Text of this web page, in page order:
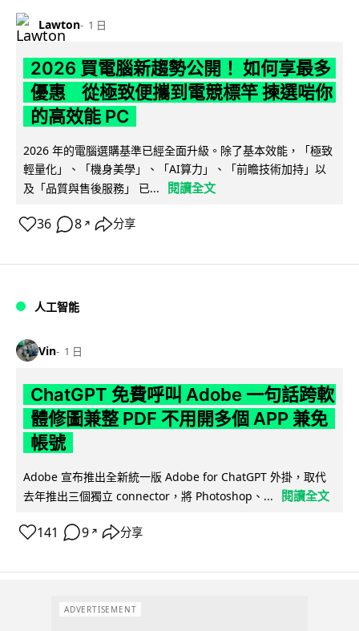
Lawton 1 日
2026 買電腦新趨勢公開！ 如何享最多
優惠 從極致便攜到電競標竿 揀選啱你
的高效能 PC
2026 年的電腦選購基準已經全面升級。除了基本效能，「極致
輕量化」、「機身美學」、「AI算力」、「前瞻技術加持」以
及「品質與售後服務」 已...
閱讀全文
36 8 ↗ 分享
人工智能
Vin 1 日
ChatGPT 免費呼叫 Adobe 一句話跨軟
體修圖兼整 PDF 不用開多個 APP 兼免
帳號
Adobe 宣布推出全新統一版 Adobe for ChatGPT 外掛，取代
去年推出三個獨立 connector，將 Photoshop、...
閱讀全文
141 9 ↗ 分享
ADVERTISEMENT